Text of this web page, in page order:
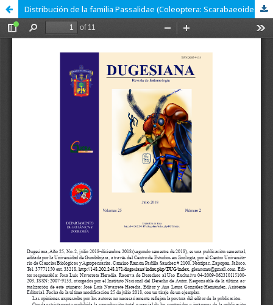
Distribución de la familia Passalidae (Coleoptera: Scarabaeoidea) en un gradiente altitudinal en el Soconusco, Chiapas, México